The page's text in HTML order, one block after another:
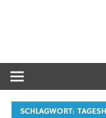
SCHLAGWORT: